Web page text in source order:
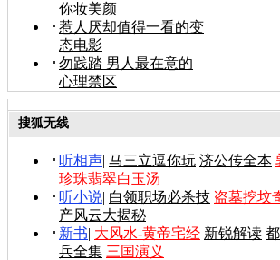
你妆美颜
惹人厌却值得一看的变
态电影
勿践踏 男人最在意的
心理禁区
搜狐无线
听相声| 马三立逗你玩 济公传全本
珍珠翡翠白玉汤
听小说| 白领职场必杀技 盗墓挖坟
产风云大揭秘
新书| 大风水-黄帝宅经 新锐解读
兵全集 三国演义